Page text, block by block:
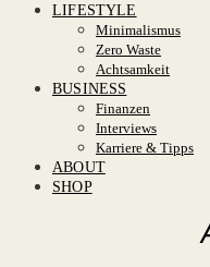
LIFESTYLE
Minimalismus
Zero Waste
Achtsamkeit
BUSINESS
Finanzen
Interviews
Karriere & Tipps
ABOUT
SHOP